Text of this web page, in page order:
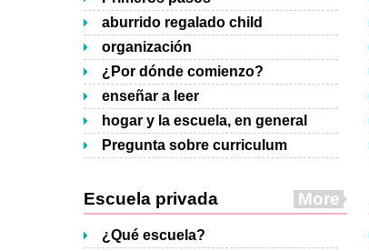
aburrido regalado child
organización
¿Por dónde comienzo?
enseñar a leer
hogar y la escuela, en general
Pregunta sobre curriculum
Escuela privada More
¿Qué escuela?